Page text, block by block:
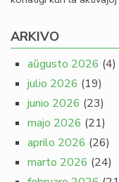
ARKIVO
aŭgusto 2026 (4)
julio 2026 (19)
junio 2026 (23)
majo 2026 (21)
aprilo 2026 (26)
marto 2026 (24)